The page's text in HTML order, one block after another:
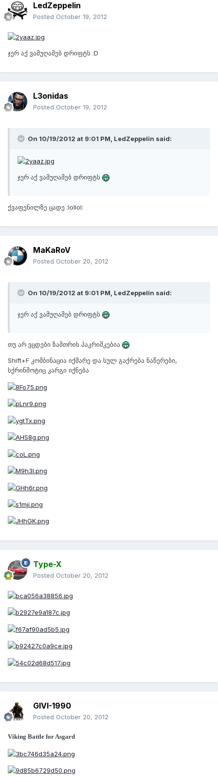
LedZeppelin
Posted October 19, 2012
ჯერ აქ ვამუღამებ დრიფტს :D
L3onidas
Posted October 19, 2012
On 10/19/2012 at 9:01 PM, LedZeppelin said:
ჯერ აქ ვამუღამებ დრიფტს
ქვაფენილზე ცადე :lollol:
MaKaRoV
Posted October 20, 2012
On 10/19/2012 at 9:01 PM, LedZeppelin said:
ჯერ აქ ვამუღამებ დრიფტს
თუ არ ვცდები ზამთრის პაკრიშკებია
Shift+F კომბინაცია იქმარე და სულ გაქრება ნაწერები,
სქრინშოტიც კარგი იქნება
Type-X
Posted October 20, 2012
GIVI-1990
Posted October 20, 2012
Viking Battle for Asgard